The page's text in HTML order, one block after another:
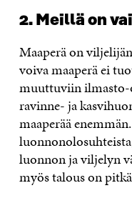
2. Meillä on
Maaperä on
voiva maaperä ei
muuttuviin ilmasto-
ravinne- ja
maaperää
luonnon ja viljelyn
myös talous on